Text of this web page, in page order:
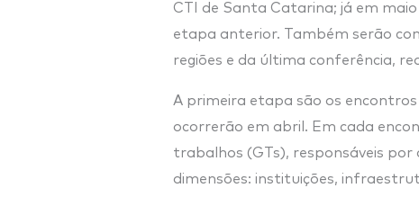
CTI de Santa Catarina; já em
etapa anterior. Também serão
regiões e da última conferência,
A primeira etapa são os
ocorrerão em abril. Em cada
trabalhos (GTs), responsáveis
dimensões: instituições,